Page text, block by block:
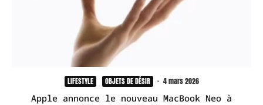
LIFESTYLE OBJETS DE DÉSIR · 4 mars 2026
Apple annonce le nouveau MacBook Neo à